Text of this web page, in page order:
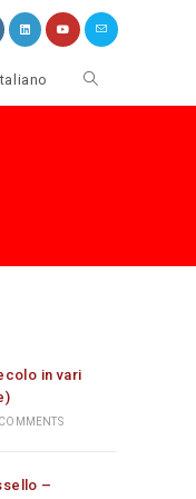
Attiva/disattiva
in vari
–